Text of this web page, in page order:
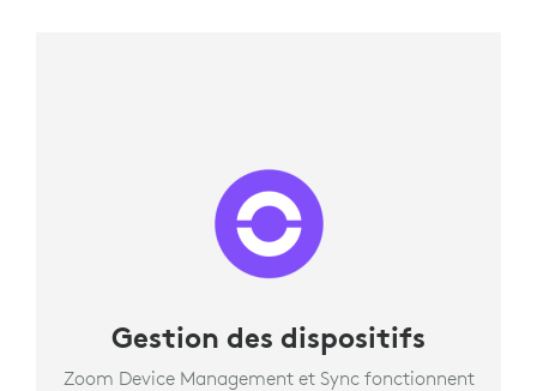
Gestion des dispositifs
Zoom Device Management et Sync fonctionnent